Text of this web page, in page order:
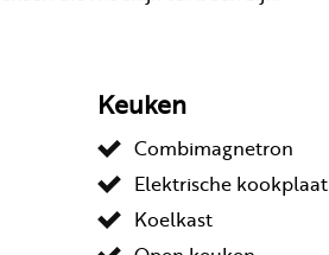
Keuken
Combimagnetron
Elektrische kookplaat
Koelkast